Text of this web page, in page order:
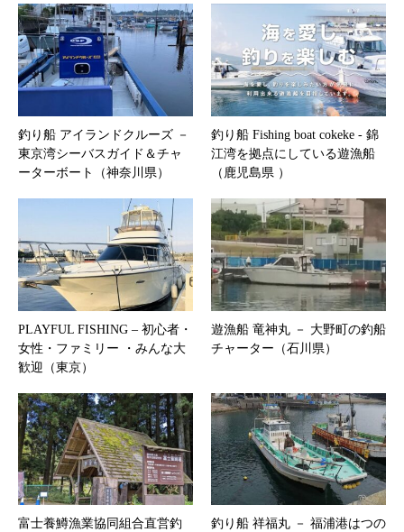
釣り船 アイランドクルーズ －
東京湾シーバスガイド＆チャ
ーターボート（神奈川県）
釣り船 Fishing boat cokeke ‐ 錦
江湾を拠点にしている遊漁船
（鹿児島県 ）
PLAYFUL FISHING – 初心者・
女性・ファミリー ・みんな大
歓迎（東京）
遊漁船 竜神丸 － 大野町の釣船
チャーター（石川県）
富士養鱒漁業協同組合直営釣
釣り船 祥福丸 － 福浦港はつの